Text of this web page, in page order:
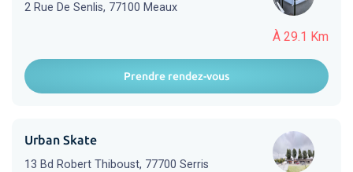
À 29.1 Km
2 Rue De Senlis, 77100 Meaux
Prendre rendez-vous
Urban Skate
13 Bd Robert Thiboust, 77700 Serris